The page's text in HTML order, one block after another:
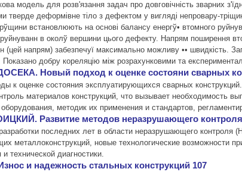
модель для розв'язання задач про довговiчнiсть зварних
тверде деформiвне тiло з дефектом у виглядi непровару-
встановлюють на основi балансу енергў• втомного
в околў вершини цього дефекту. Напрям поширення
напрям) забезпечуї максимально можливу •• швидкiсть.
Показано добру кореляцiю мiж розрахунковими та
Новый подход к оценке состояни сварных
к оценке состояния эксплуатирующихся сварных
материалов конструкций, что вызывает необходимость
методик их применения и стандартов,
Развитие методов неразрушающего контроля
последних лет в области неразрушающего контроля
металлоконструкций, новые технологические возможности
технической диагностики.
и надежность стальных конструкций 107